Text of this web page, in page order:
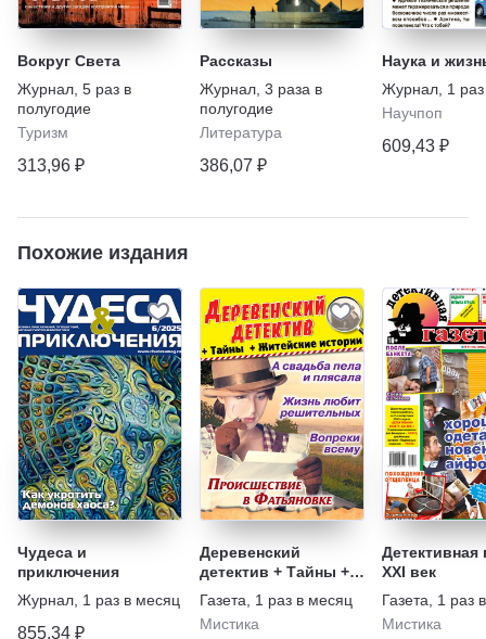
Вокруг Света
Журнал 5 раз в
полугодие
Туризм
313,96 ₽
Рассказы
Журнал 3 раза в
полугодие
Литература
386,07 ₽
Наука и
Журнал 1
Научпоп
609,43 ₽
Похожие издания
Чудеса и
приключения
Журнал 1 раз в месяц
855,34 ₽
Деревенский
детектив + Тайны +
Житейские истории
Газета
1 раз в месяц
Мистика
Детективная
XXI век
Газета
1 раз
Мистика